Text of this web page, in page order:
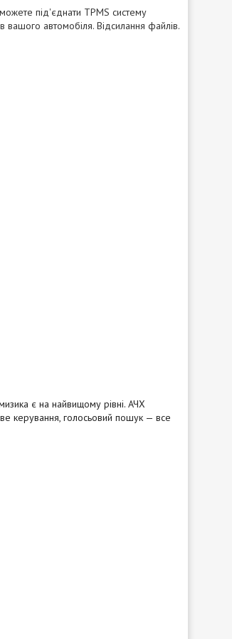
під'єднати TPMS систему
вашого автомобіля. Відсилання файлів.
є на найвищому рівні. АЧХ
керування, голосьовий пошук — все